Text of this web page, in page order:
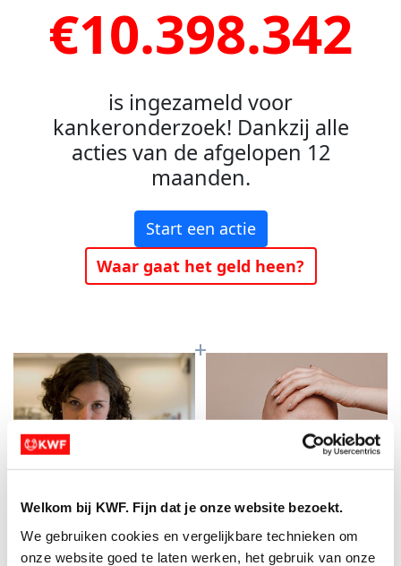
Welkom bij KWF. Fijn dat je onze website bezoekt.
We gebruiken cookies en vergelijkbare technieken om
onze website goed te laten werken, het gebruik van onze
€10.398.342
is ingezameld voor
kankeronderzoek! Dankzij alle
acties van de afgelopen 12
maanden.
Start een actie
Waar gaat het geld heen?
Baanbrekend
onderzoek
Meer kans op
genezing